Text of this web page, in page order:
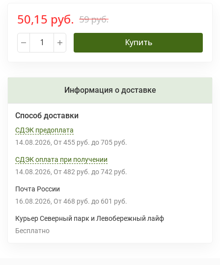
50,15 руб. 59 руб.
Купить
Информация о доставке
Способ доставки
СДЭК предоплата
14.08.2026 От 455 руб. до 705 руб.
СДЭК оплата при получении
14.08.2026 От 482 руб. до 742 руб.
Почта России
16.08.2026 От 468 руб. до 601 руб.
Курьер Северный парк и Левобережный лайф
Бесплатно